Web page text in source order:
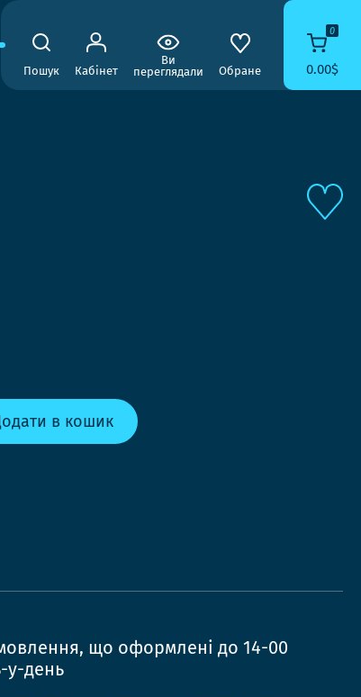
Пошук Кабінет
Ви
переглядали
Обране
0
0.00$
в кошик
що оформлені до 14-00
у-день